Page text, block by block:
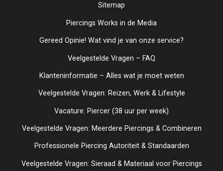
Sitemap
Piercings Works in de Media
Gereed Opinie! Wat vind je van onze service?
Veelgestelde Vragen – FAQ
Klanteninformatie – Alles wat je moet weten
Veelgestelde Vragen: Reizen, Werk & Lifestyle
Vacature: Piercer (38 uur per week)
Veelgestelde Vragen: Meerdere Piercings & Combineren
Professionele Piercing Autoriteit & Standaarden
Veelgestelde Vragen: Sieraad & Materiaal voor Piercings